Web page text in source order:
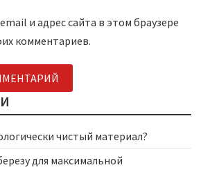
и адрес сайта в этом браузере
комментариев.
чистый материал?
для максимальной